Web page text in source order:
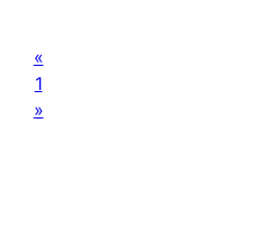
«
1
»